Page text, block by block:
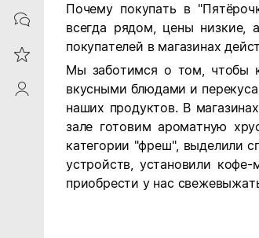
Contacts
Reviews
ProfileSaby
Почему покупать в
всегда рядом, цены низкие,
покупателей в магазинах
Мы заботимся о том, чтобы
вкусными блюдами и
наших продуктов. В
зале готовим ароматную
категории "фреш", выделили
устройств, установили
приобрести у нас